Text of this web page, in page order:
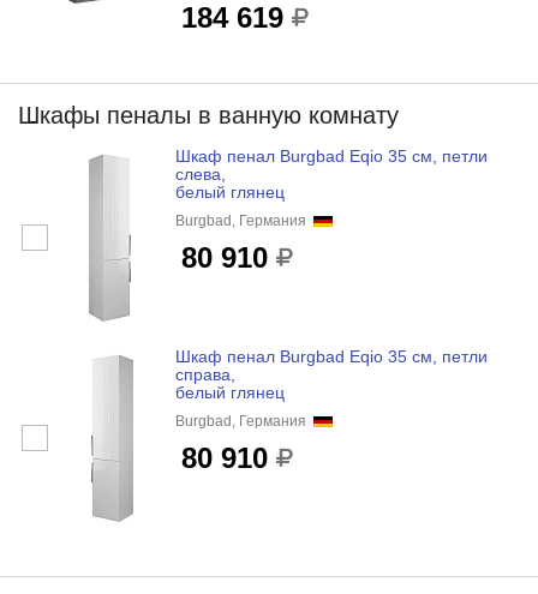
184 619
Шкафы пеналы в ванную комнату
Шкаф пенал Burgbad Eqio 35 см, петли
слева,
белый глянец
Burgbad, Германия
80 910
Шкаф пенал Burgbad Eqio 35 см, петли
справа,
белый глянец
Burgbad, Германия
80 910